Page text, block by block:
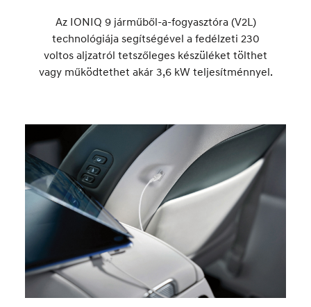
Az IONIQ 9 járműből-a-fogyasztóra (V2L)
technológiája segítségével a fedélzeti 230
voltos aljzatról tetszőleges készüléket tölthet
vagy működtethet akár 3,6 kW teljesítménnyel.